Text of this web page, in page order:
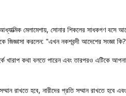
মেলামেশায়, সোনার শিকলের সাধকগণ বসে
করলেন: "এখন নকশবন্দী আদেশের সংজ্ঞা
খারাপ কথা বলতে পারেন এবং তারপরও এটিকে
রাখতে হবে, নারীদের প্রতি সম্মান রাখতে হবে